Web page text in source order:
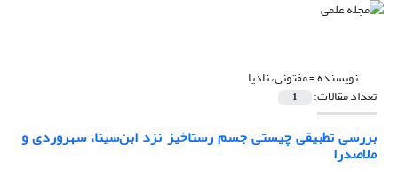
نویسنده =مفتونی، نادیا
تعداد مقالات: 1
بررسی تطبیقی چیستی جسم رستاخیز نزد ابن‌سینا، سهروردی و
ملاصدرا